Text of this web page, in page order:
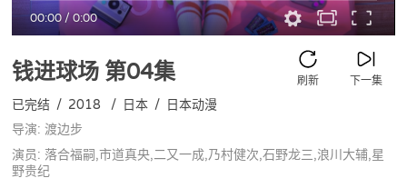
00:00/0:00
钱进球场 第04集 下一集
刷新
已完结 / 2018 / 日本 / 日本动漫
导演: 渡边步
演员: 落合福嗣,市道真央,二又一成,乃村健次,石野龙三,浪川大辅,星
野贵纪